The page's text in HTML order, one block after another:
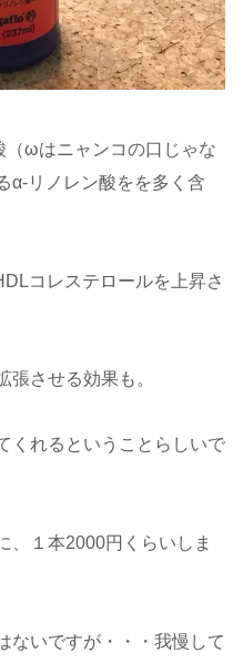
ωはニャンコの口じゃな
α-リノレン酸をを多く含
コレステロールを上昇さ
張させる効果も。
くれるということらしいで
、１本2000円くらいしま
ないですが・・・我慢して